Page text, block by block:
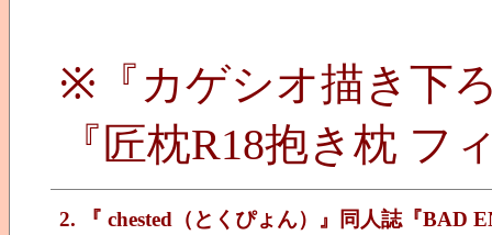
※『カゲシオ描き下
『匠枕R18抱き枕
2. 『 chested（とくぴょん）』同人誌『BAD